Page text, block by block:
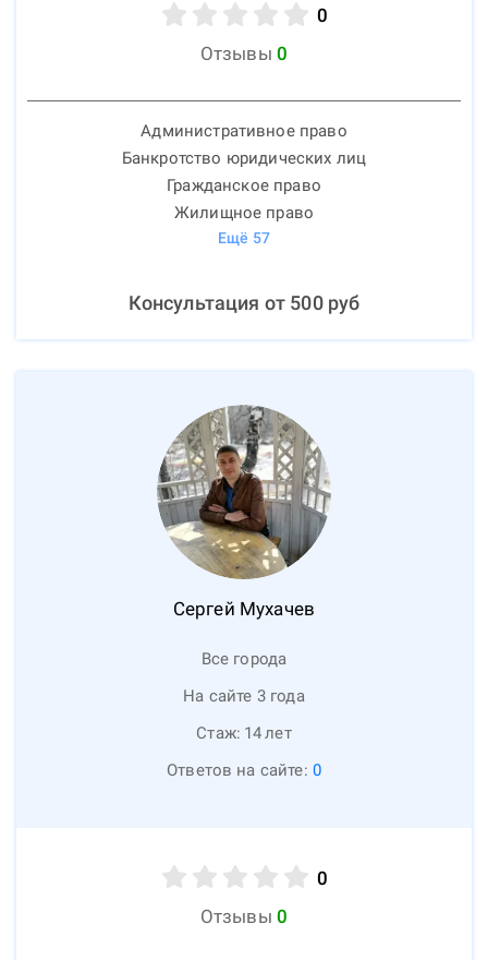
0
Отзывы 0
Административное право
Банкротство юридических лиц
Гражданское право
Жилищное право
Ещё 57
Консультация от 500руб
Сергей Мухачев
Все города
На сайте 3 года
Стаж: 14лет
Ответов на сайте: 0
0
Отзывы 0